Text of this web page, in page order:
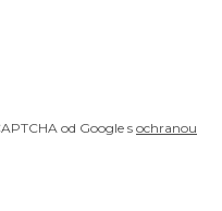
od Google s ochranou